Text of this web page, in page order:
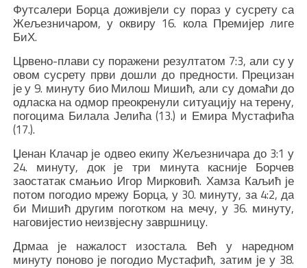
Футсалери Борца доживјели су пораз у сусрету са
Жељезничаром, у оквиру 16. кола Премијер лиге
БиХ.
Црвено-плави су поражени резултатом 7:3, али су у
овом сусрету први дошли до предности. Прецизан
је у 9. минуту био Милош Мишић, али су домаћи до
одласка на одмор преокренули ситуацију на терену,
погоцима Билала Јелића (13.) и Емира Мустафића
(17.).
Џенан Клачар је одвео екипу Жељезничара до 3:1 у
24. минуту, док је три минута касније Борчев
заостатак смањио Игор Мирковић. Хамза Каљић је
потом погодио мрежу Борца, у 30. минуту, за 4:2, да
би Мишић другим поготком на мечу, у 36. минуту,
наговијестио неизвјесну завршницу.
Дрмаа је нажалост изостала. Већ у наредном
минуту поново је погодио Мустафић, затим је у 38.